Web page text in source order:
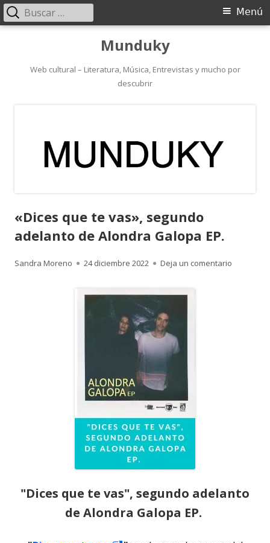
contenido
Munduky
Web cultural – Literatura, Música, Entrevistas y mucho por
descubrir
Menú
Menú
Buscar:
«Dices que te vas», segundo
adelanto de Alondra Galopa EP.
Autor
Sandra Moreno
Publicado
24 diciembre 2022 Deja un comentario
"Dices que te vas", segundo adelanto
de Alondra Galopa EP.